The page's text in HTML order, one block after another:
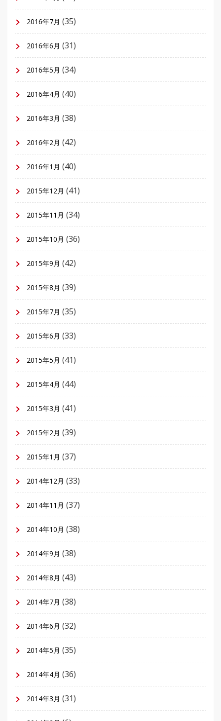
2016年7月 (35)
2016年6月 (31)
2016年5月 (34)
2016年4月 (40)
2016年3月 (38)
2016年2月 (42)
2016年1月 (40)
2015年12月 (41)
2015年11月 (34)
2015年10月 (36)
2015年9月 (42)
2015年8月 (39)
2015年7月 (35)
2015年6月 (33)
2015年5月 (41)
2015年4月 (44)
2015年3月 (41)
2015年2月 (39)
2015年1月 (37)
2014年12月 (33)
2014年11月 (37)
2014年10月 (38)
2014年9月 (38)
2014年8月 (43)
2014年7月 (38)
2014年6月 (32)
2014年5月 (35)
2014年4月 (36)
2014年3月 (31)